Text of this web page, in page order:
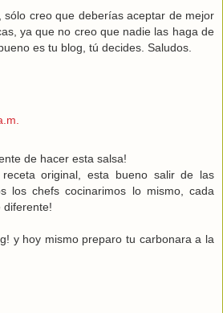
sólo creo que deberías aceptar de mejor
ya que no creo que nadie las haga de
es tu blog, tú decides. Saludos.
de hacer esta salsa!
original, esta bueno salir de las
los chefs cocinarimos lo mismo, cada
diferente!
y hoy mismo preparo tu carbonara a la